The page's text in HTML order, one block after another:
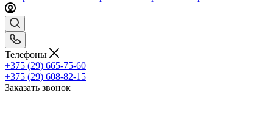
Телефоны
+375 (29) 665-75-60
+375 (29) 608-82-15
Заказать звонок